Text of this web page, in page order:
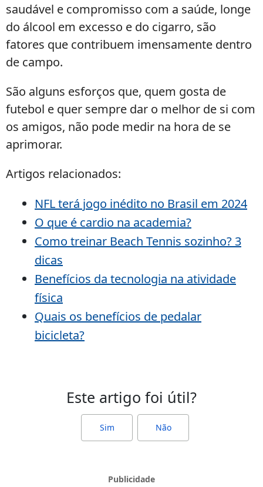
saudável e compromisso com a saúde, longe
do álcool em excesso e do cigarro, são
fatores que contribuem imensamente dentro
de campo.
São alguns esforços que, quem gosta de
futebol e quer sempre dar o melhor de si com
os amigos, não pode medir na hora de se
aprimorar.
Artigos relacionados:
NFL terá jogo inédito no Brasil em 2024
O que é cardio na academia?
Como treinar Beach Tennis sozinho? 3
dicas
Benefícios da tecnologia na atividade
física
Quais os benefícios de pedalar
bicicleta?
Este artigo foi útil?
Sim Não